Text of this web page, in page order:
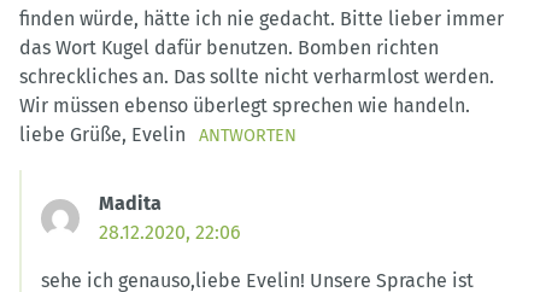
finden würde, hätte ich nie gedacht. Bitte lieber immer
das Wort Kugel dafür benutzen. Bomben richten
schreckliches an. Das sollte nicht verharmlost werden.
Wir müssen ebenso überlegt sprechen wie handeln.
liebe Grüße, Evelin
ANTWORTEN
Madita
28.12.2020, 22:06
sehe ich genauso,liebe Evelin! Unsere Sprache ist